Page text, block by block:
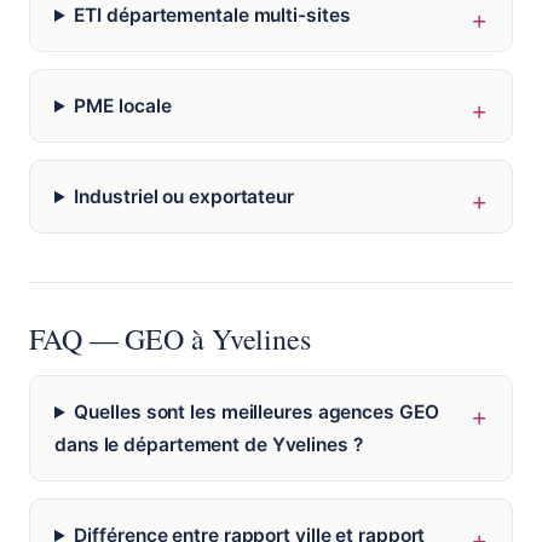
ETI départementale multi-sites
PME locale
Industriel ou exportateur
FAQ — GEO à Yvelines
Quelles sont les meilleures agences GEO
dans le département de Yvelines ?
Différence entre rapport ville et rapport